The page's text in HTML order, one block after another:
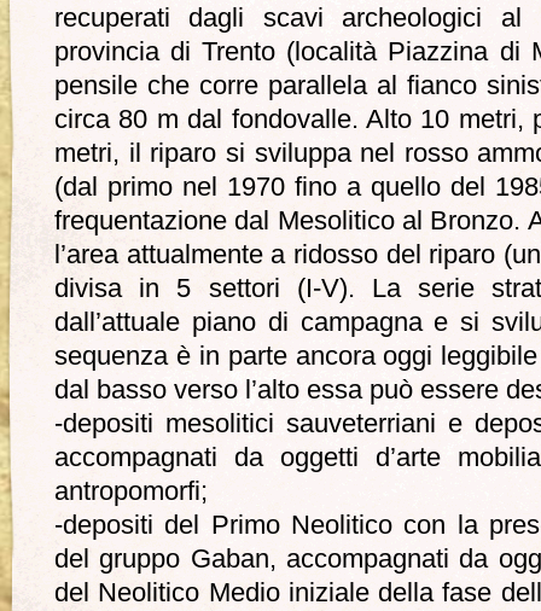
recuperati dagli scavi archeologici
provincia di Trento (località Piazzina di
pensile che corre parallela al fianco
circa 80 m dal fondovalle. Alto 10 metri,
metri, il riparo si sviluppa nel rosso
(dal primo nel 1970 fino a quello del
frequentazione dal Mesolitico al Bronzo.
l’area attualmente a ridosso del riparo
divisa in 5 settori (I-V). La serie
dall’attuale piano di campagna e si
sequenza è in parte ancora oggi
dal basso verso l’alto essa può essere
-depositi mesolitici sauveterriani e
accompagnati da oggetti d’arte
antropomorfi;
-depositi del Primo Neolitico con la
del gruppo Gaban, accompagnati da
del Neolitico Medio iniziale della fase